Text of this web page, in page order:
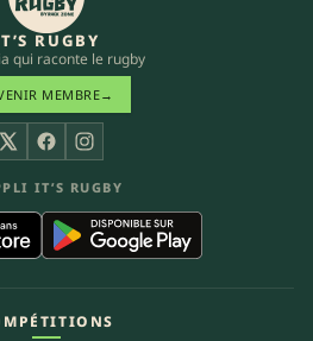
RUGBY
qui raconte le rugby
MEMBRE→
X FacebookInstagram
IT’S RUGBY